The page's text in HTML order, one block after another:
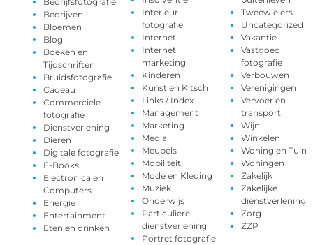
Bedrijven
Bloemen
Blog
Boeken en
Tijdschriften
Bruidsfotografie
Cadeau
Commerciele
fotografie
Dienstverlening
Dieren
Digitale fotografie
E-Books
Electronica en
Computers
Energie
Entertainment
Eten en drinken
Interieur
fotografie
Internet
Internet
marketing
Kinderen
Kunst en Kitsch
Links / Index
Management
Marketing
Media
Meubels
Mobiliteit
Mode en Kleding
Muziek
Onderwijs
Particuliere
dienstverlening
Portret fotografie
Tweewielers
Uncategorized
Vakantie
Vastgoed
fotografie
Verbouwen
Verenigingen
Vervoer en
transport
Wijn
Winkelen
Woning en Tuin
Woningen
Zakelijk
Zakelijke
dienstverlening
Zorg
ZZP